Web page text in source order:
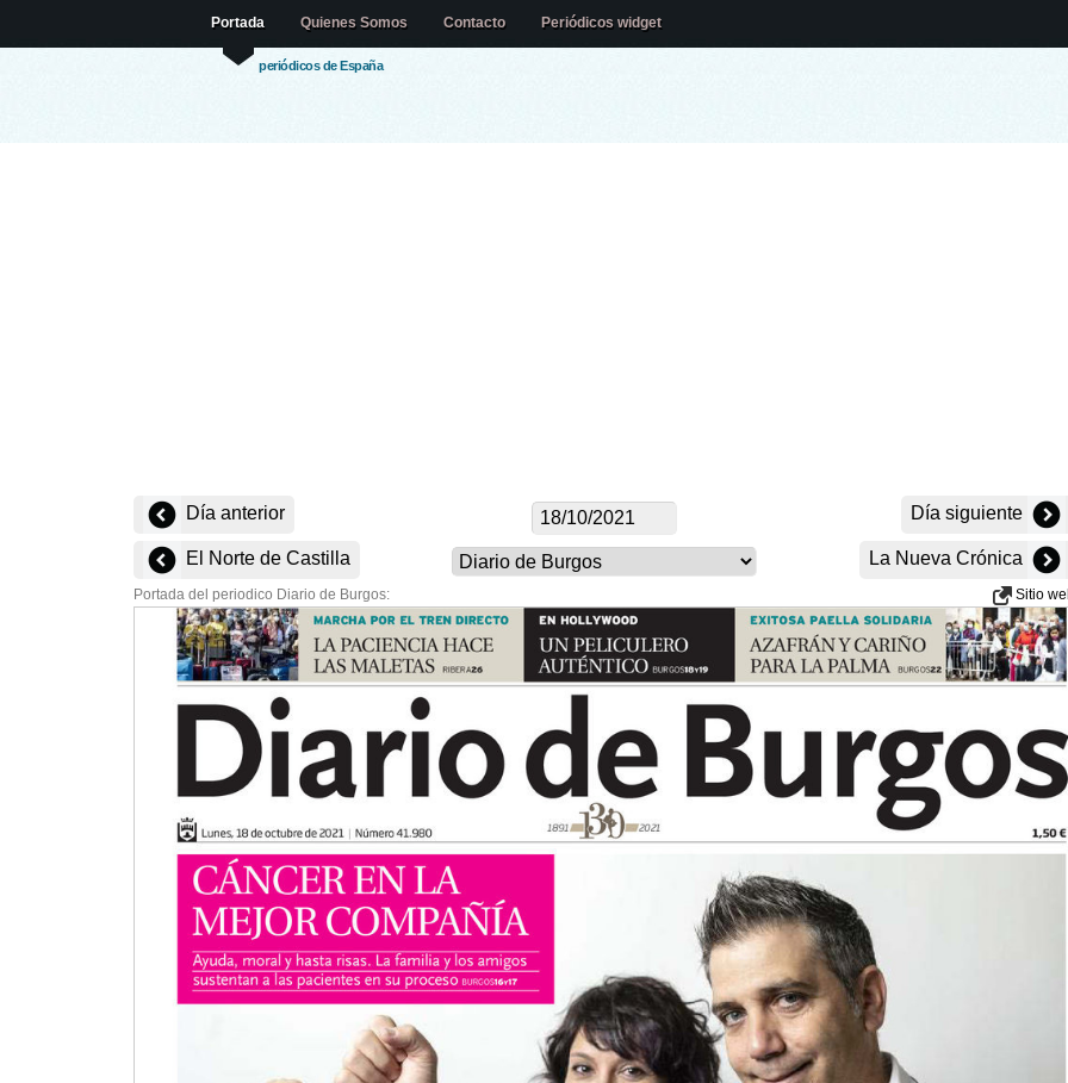
periódicos de España
Portada Quienes Somos Contacto Periódicos widget
Día anterior Día siguiente
El Norte de Castilla La Nueva Crónica
Portada del periodico Diario de Burgos: Sitio